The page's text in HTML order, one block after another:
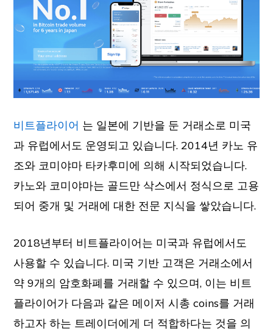
비트플라이어 는 일본에 기반을 둔 거래소로 미국
과 유럽에서도 운영되고 있습니다. 2014년 카노 유
조와 코미야마 타카후미에 의해 시작되었습니다.
카노와 코미야마는 골드만 삭스에서 정식으로 고용
되어 중개 및 거래에 대한 전문 지식을 쌓았습니다.
2018년부터 비트플라이어는 미국과 유럽에서도
사용할 수 있습니다. 미국 기반 고객은 거래소에서
약 9개의 암호화폐를 거래할 수 있으며, 이는 비트
플라이어가 다음과 같은 메이저 시총 coins를 거래
하고자 하는 트레이더에게 더 적합하다는 것을 의